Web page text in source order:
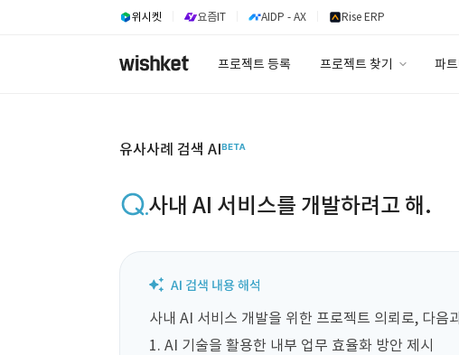
위시켓 요즘IT AIDP - AX Rise ERP
프로젝트 등록 프로젝트 찾기 파
유사사례 검색 AI
사내 AI 서비스를 개발하려고 해.
사내 AI 서비스 개발을 위한 프로젝트 의뢰로, 다음
1. AI 기술을 활용한 내부 업무 효율화 방안 제시